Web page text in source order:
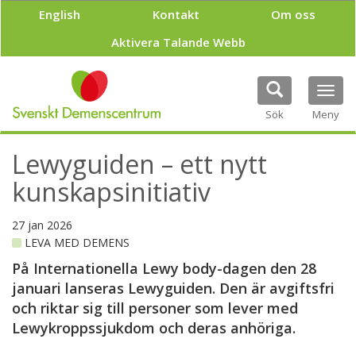
p
l
English Kontakt
Om oss
Aktivera Talande Webb
Sök Meny
Lewyguiden – ett nytt
kunskapsinitiativ
27 jan 2026
LEVA MED DEMENS
På Internationella Lewy body-dagen den 28
januari lanseras Lewyguiden. Den är avgiftsfri
och riktar sig till personer som lever med
Lewykroppssjukdom och deras anhöriga.